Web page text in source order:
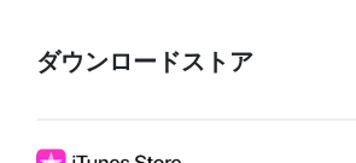
ダウンロードストア